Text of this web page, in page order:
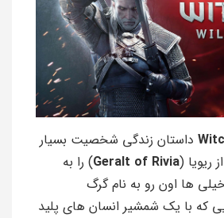
داستان زندگی شخصیت بسیار
ریویا (Geralt of Rivia) را به
ها اون رو به نام گرگ
که با یک شمشیر انسان های پلید